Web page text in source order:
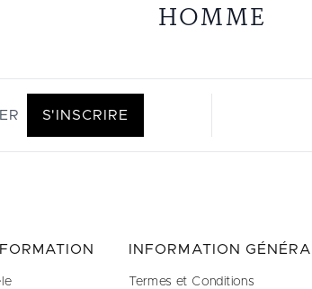
HOMME
S'INSCRIRE
INFORMATION
Termes et Conditions